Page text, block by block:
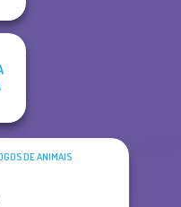
DE ANIMAIS